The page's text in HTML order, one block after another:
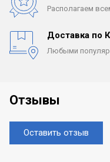
Располагаем
Доставка по
Любыми
Отзывы
Оставить отзыв